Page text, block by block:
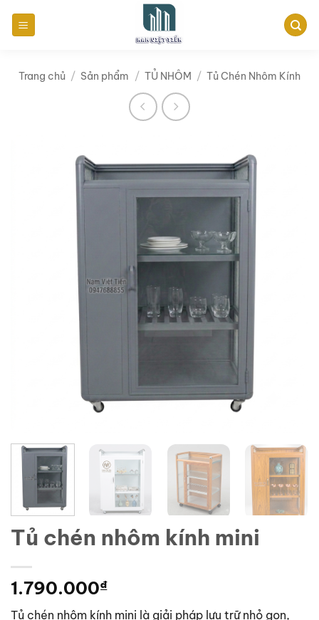
qua
dungTrang chủ / Sản phẩm / TỦ NHÔM / Tủ Chén Nhôm Kính
Tủ chén nhôm kính mini
1.790.000₫
Tủ chén nhôm kính mini là giải pháp lưu trữ nhỏ gọn,